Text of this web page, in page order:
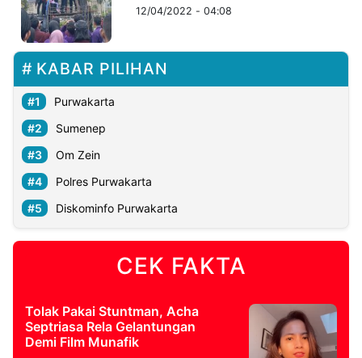
Kabarbaru.co
2026
PT.
Kabarbaru
Media
12/04/2022 - 04:08
KABAR PILIHAN
Purwakarta
Sumenep
Om Zein
Polres Purwakarta
Diskominfo Purwakarta
CEK FAKTA
Tolak Pakai Stuntman, Acha
Septriasa Rela Gelantungan
Demi Film Munafik